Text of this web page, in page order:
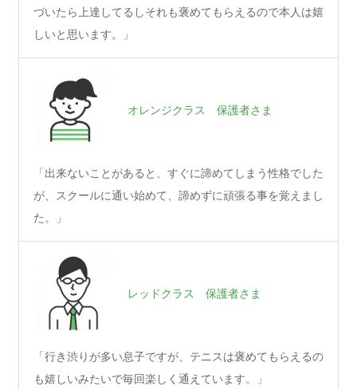
づいたら上達してるしそれも褒めてもらえるので本人は嬉
しいと思います。」
オレンジクラス 保護者さま
「出来ないことがあると、すぐに諦めてしまう性格でした
が、スクールに通い始めて、諦めずに頑張る事を覚えまし
た。」
レッドクラス 保護者さま
「行き渋りが多い息子ですが、テニスは褒めてもらえるの
も嬉しいみたいで毎回楽しく通えています。」